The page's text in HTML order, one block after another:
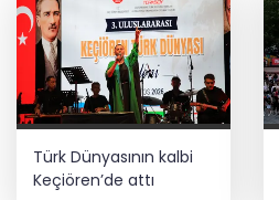
Türk Dünyasının kalbi
Keçiören’de attı